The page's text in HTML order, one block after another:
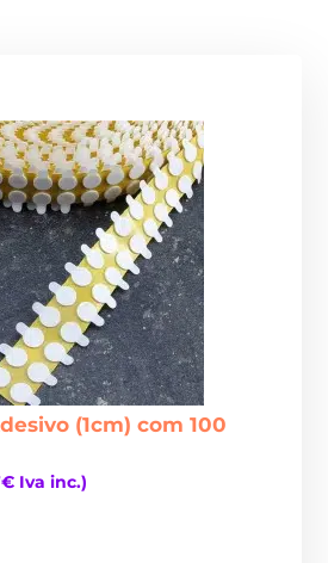
(1cm) com 100
€ Iva inc.)